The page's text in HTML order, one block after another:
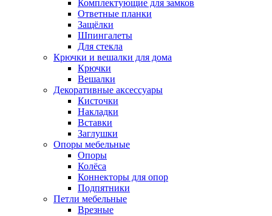
Комплектующие для замков
Ответные планки
Защёлки
Шпингалеты
Для стекла
Крючки и вешалки для дома
Крючки
Вешалки
Декоративные аксессуары
Кисточки
Накладки
Вставки
Заглушки
Опоры мебельные
Опоры
Колёса
Коннекторы для опор
Подпятники
Петли мебельные
Врезные